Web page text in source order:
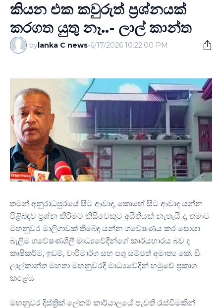
කියන එක කවුරුත් ප්‍රශ්නයක්
කරගත යුතු නෑ..- ලාල් කාන්ත
bylanka C news-6/17/2026 10:22:00 PM
තමන් අනුරාධපුරයේ සිට ආවාද, කොහේ සිට ආවාද යන්න
පිළිබඳව ප්‍රශ්න කිරීමට කිසිවෙකුට අයිතියක් නැතැයි ද, තමාට
මහනුවර මාලිගාවක් තිබේද යන්න ගවේෂණය කර සොයා
බැලීම ගවේෂණශීලී මාධ්‍යවේදීන්ගේ කාර්යභාරය බව ද
කෘෂිකර්ම, ඉඩම්, වාරිමාර්ග සහ පශු සම්පත් අමාත්‍ය කේ. ඩී.
ලාල්කාන්ත මහතා මහනුවරදී මාධ්‍යවේදීන් හමුවේ ප්‍රකාශ
කළේය.
මහනුවර දිස්ත්‍රික් ලේකම් කාර්යාලයේ පැවති රැස්වීමකින්